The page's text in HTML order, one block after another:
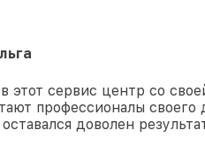
этот сервис центр со
профессионалы
доволен